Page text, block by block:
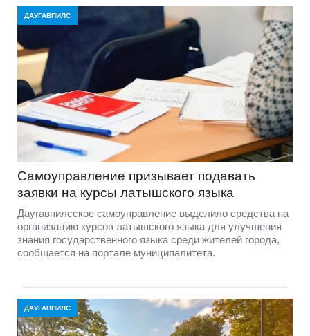
ДАУГАВПИЛС
Самоуправление призывает подавать
заявки на курсы латышского языка
Даугавпилсское самоуправление выделило средства на
организацию курсов латышского языка для улучшения
знания государственного языка среди жителей города,
сообщается на портале муниципалитета.
ДАУГАВПИЛС